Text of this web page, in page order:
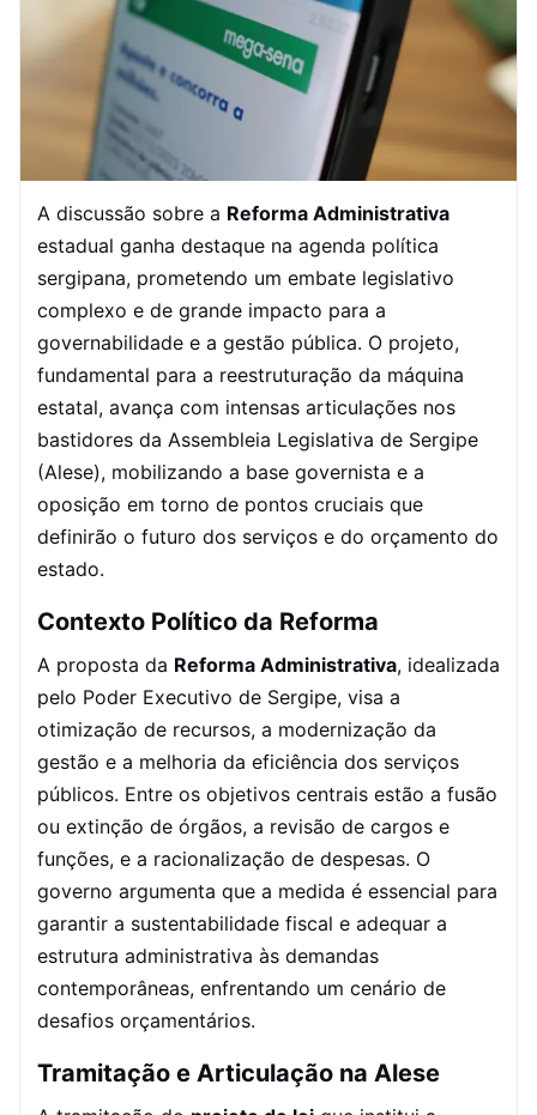
A discussão sobre a Reforma Administrativa
estadual ganha destaque na agenda política
sergipana, prometendo um embate legislativo
complexo e de grande impacto para a
governabilidade e a gestão pública. O projeto,
fundamental para a reestruturação da máquina
estatal, avança com intensas articulações nos
bastidores da Assembleia Legislativa de Sergipe
(Alese), mobilizando a base governista e a
oposição em torno de pontos cruciais que
definirão o futuro dos serviços e do orçamento do
estado.
Contexto Político da Reforma
A proposta da Reforma Administrativa, idealizada
pelo Poder Executivo de Sergipe, visa a
otimização de recursos, a modernização da
gestão e a melhoria da eficiência dos serviços
públicos. Entre os objetivos centrais estão a fusão
ou extinção de órgãos, a revisão de cargos e
funções, e a racionalização de despesas. O
governo argumenta que a medida é essencial para
garantir a sustentabilidade fiscal e adequar a
estrutura administrativa às demandas
contemporâneas, enfrentando um cenário de
desafios orçamentários.
Tramitação e Articulação na Alese